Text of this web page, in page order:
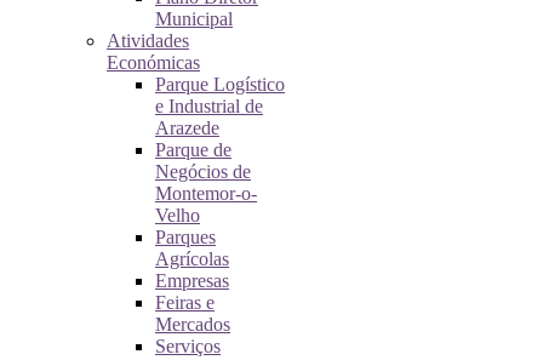
Municipal
Atividades
Económicas
Parque Logístico
e Industrial de
Arazede
Parque de
Negócios de
Montemor-o-
Velho
Parques
Agrícolas
Empresas
Feiras e
Mercados
Serviços